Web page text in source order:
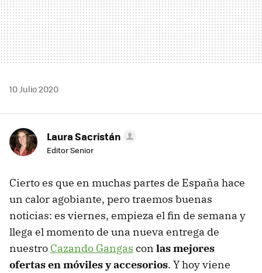
10 Julio 2020
Laura Sacristán
Editor Senior
Cierto es que en muchas partes de España hace
un calor agobiante, pero traemos buenas
noticias: es viernes, empieza el fin de semana y
llega el momento de una nueva entrega de
nuestro Cazando Gangas con las mejores
ofertas en móviles y accesorios. Y hoy viene